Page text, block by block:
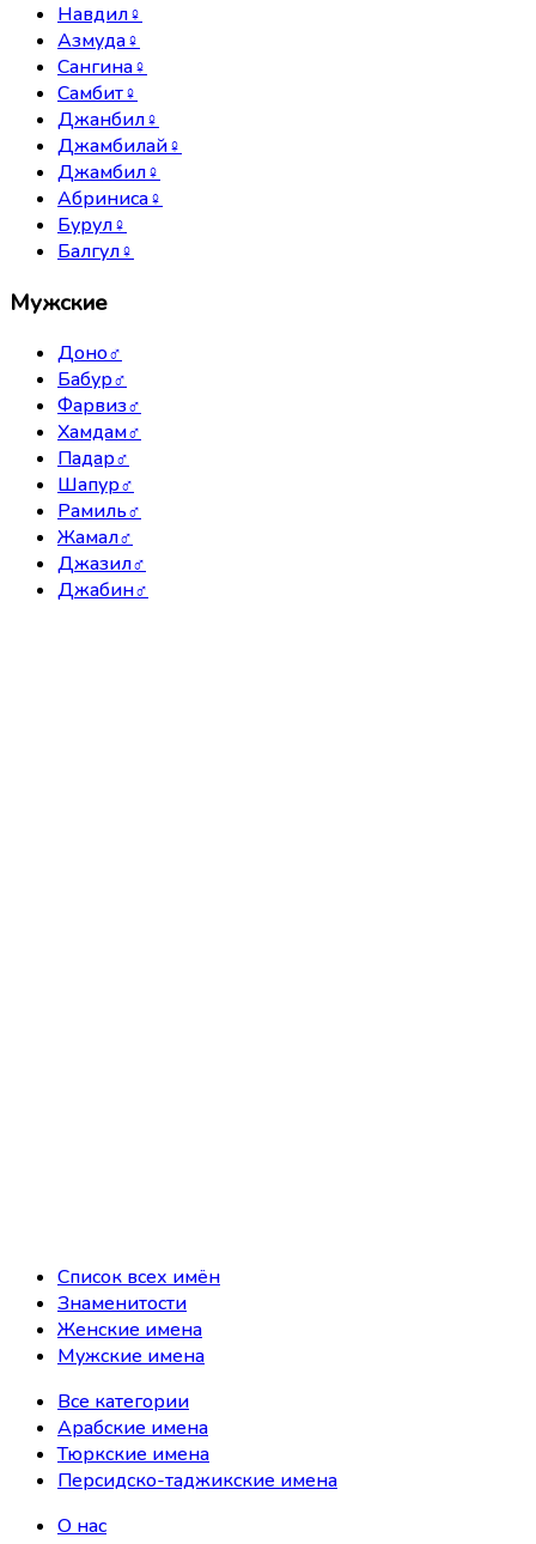
Навдил♀
Азмуда♀
Сангина♀
Самбит♀
Джанбил♀
Джамбилай♀
Джамбил♀
Абриниса♀
Бурул♀
Балгул♀
Мужские
Доно♂
Бабур♂
Фарвиз♂
Хамдам♂
Падар♂
Шапур♂
Рамиль♂
Жамал♂
Джазил♂
Джабин♂
Список всех имён
Знаменитости
Женские имена
Мужские имена
Все категории
Арабские имена
Тюркские имена
Персидско-таджикские имена
О нас